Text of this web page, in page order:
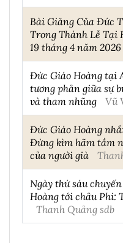
Bài Giảng Của Đức
Trong Thánh Lễ Tại
19 tháng 4 năm 2026
Đức Giáo Hoàng tại
tương phản giữa sự
và tham nhũng
Vũ
Đức Giáo Hoàng
Đừng kìm hãm tầm
của người già
Ngày thứ sáu
Hoàng tới châu Phi:
Thanh Quảng sdb